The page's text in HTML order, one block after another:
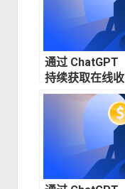
通过 ChatGPT
持续获取在线收
入（四）—— 如
何进行销售电话